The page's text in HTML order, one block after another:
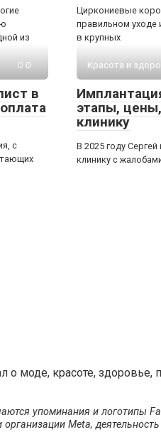
из
Циркониевые
правильном уходе
в крупных
0
в
с
Красота и
этапы,
клинику
В 2025 году
клинику с
моде, красоте, здоровье,
упоминания и логотипы
Meta,